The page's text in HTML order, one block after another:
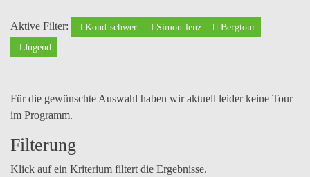
Aktive Filter: Kond-schwer Simon-lenz
Bergtour
Jugend
Für die gewünschte Auswahl haben wir aktuell leider keine Tour
im Programm.
Filterung
Klick auf ein Kriterium filtert die Ergebnisse.